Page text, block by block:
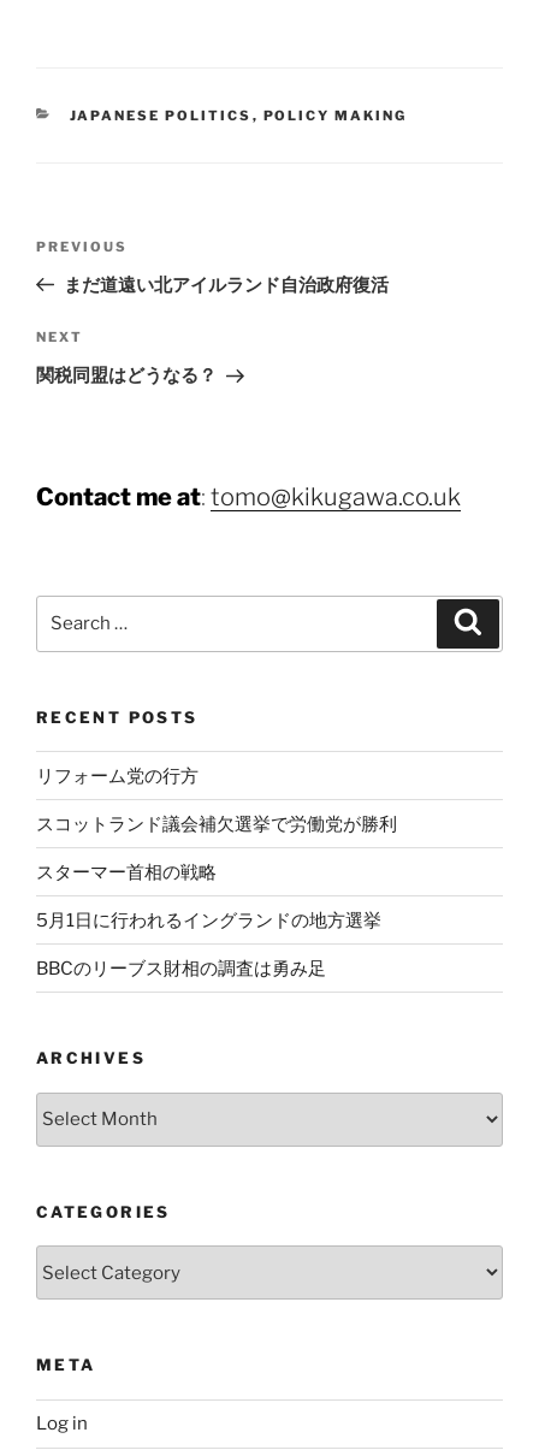
CATEGORIES
JAPANESE POLITICS , POLICY MAKING
Previous
Post
PREVIOUS
まだ道遠い北アイルランド自治政府復活
Next
Post
NEXT
関税同盟はどうなる？
Contact me at: tomo@kikugawa.co.uk
RECENT POSTS
リフォーム党の行方
スコットランド議会補欠選挙で労働党が勝利
スターマー首相の戦略
5月1日に行われるイングランドの地方選挙
BBCのリーブス財相の調査は勇み足
ARCHIVES
Archives
CATEGORIES
META
Log in